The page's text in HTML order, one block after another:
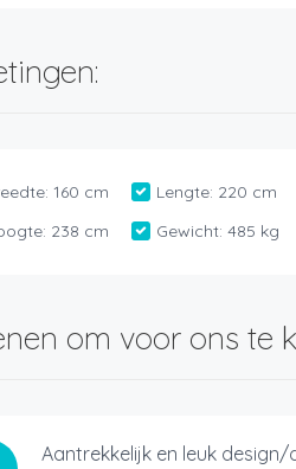
160 cm Lengte: 220 cm
238 cm Gewicht: 485 kg
om voor ons te
Aantrekkelijk en leuk